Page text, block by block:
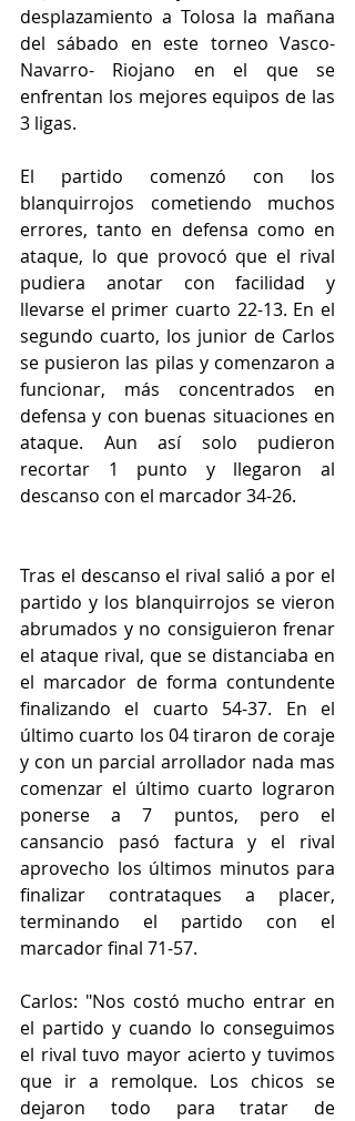
desplazamiento a Tolosa la mañana
del sábado en este torneo Vasco-
Navarro- Riojano en el que se
enfrentan los mejores equipos de las
3 ligas.
El partido comenzó con los
blanquirrojos cometiendo muchos
errores, tanto en defensa como en
ataque, lo que provocó que el rival
pudiera anotar con facilidad y
llevarse el primer cuarto 22-13. En el
segundo cuarto, los junior de Carlos
se pusieron las pilas y comenzaron a
funcionar, más concentrados en
defensa y con buenas situaciones en
ataque. Aun así solo pudieron
recortar 1 punto y llegaron al
descanso con el marcador 34-26.
Tras el descanso el rival salió a por el
partido y los blanquirrojos se vieron
abrumados y no consiguieron frenar
el ataque rival, que se distanciaba en
el marcador de forma contundente
finalizando el cuarto 54-37. En el
último cuarto los 04 tiraron de coraje
y con un parcial arrollador nada mas
comenzar el último cuarto lograron
ponerse a 7 puntos, pero el
cansancio pasó factura y el rival
aprovecho los últimos minutos para
finalizar contrataques a placer,
terminando el partido con el
marcador final 71-57.
Carlos: "Nos costó mucho entrar en
el partido y cuando lo conseguimos
el rival tuvo mayor acierto y tuvimos
que ir a remolque. Los chicos se
dejaron todo para tratar de